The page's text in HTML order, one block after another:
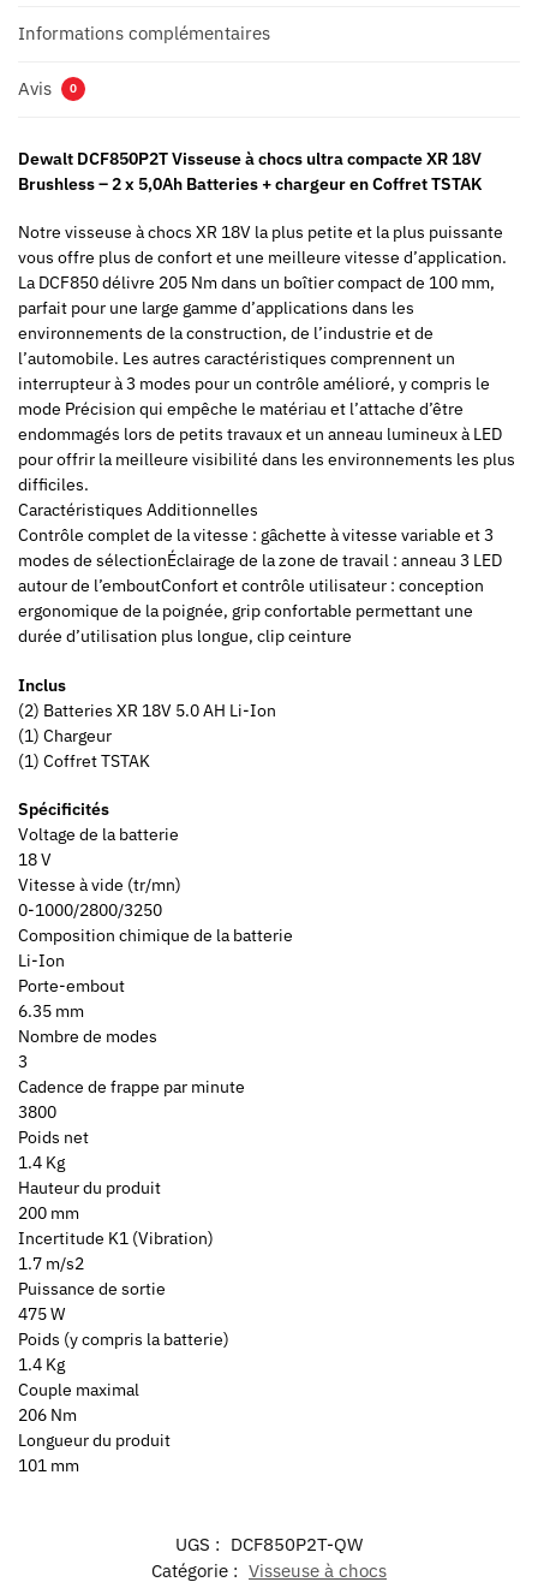
Informations complémentaires
Avis 0
Dewalt DCF850P2T Visseuse à chocs ultra compacte XR 18V
Brushless – 2 x 5,0Ah Batteries + chargeur en Coffret TSTAK
Notre visseuse à chocs XR 18V la plus petite et la plus puissante
vous offre plus de confort et une meilleure vitesse d’application.
La DCF850 délivre 205 Nm dans un boîtier compact de 100 mm,
parfait pour une large gamme d’applications dans les
environnements de la construction, de l’industrie et de
l’automobile. Les autres caractéristiques comprennent un
interrupteur à 3 modes pour un contrôle amélioré, y compris le
mode Précision qui empêche le matériau et l’attache d’être
endommagés lors de petits travaux et un anneau lumineux à LED
pour offrir la meilleure visibilité dans les environnements les plus
difficiles.
Caractéristiques Additionnelles
Contrôle complet de la vitesse : gâchette à vitesse variable et 3
modes de sélectionÉclairage de la zone de travail : anneau 3 LED
autour de l’emboutConfort et contrôle utilisateur : conception
ergonomique de la poignée, grip confortable permettant une
durée d’utilisation plus longue, clip ceinture
Inclus
(2) Batteries XR 18V 5.0 AH Li-Ion
(1) Chargeur
(1) Coffret TSTAK
Spécificités
Voltage de la batterie
18 V
Vitesse à vide (tr/mn)
0-1000/2800/3250
Composition chimique de la batterie
Li-Ion
Porte-embout
6.35 mm
Nombre de modes
3
Cadence de frappe par minute
3800
Poids net
1.4 Kg
Hauteur du produit
200 mm
Incertitude K1 (Vibration)
1.7 m/s2
Puissance de sortie
475 W
Poids (y compris la batterie)
1.4 Kg
Couple maximal
206 Nm
Longueur du produit
101 mm
UGS : DCF850P2T-QW
Catégorie : Visseuse à chocs